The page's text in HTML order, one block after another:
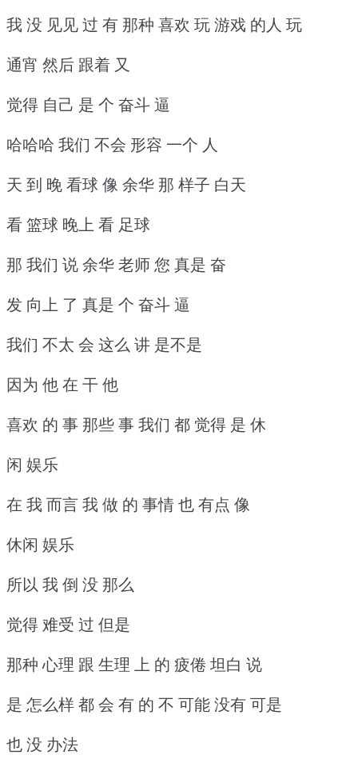
我 没 见见 过 有 那种 喜欢 玩 游戏 的人 玩
通宵 然后 跟着 又
觉得 自己 是 个 奋斗 逼
哈哈哈 我们 不会 形容 一个 人
天 到 晚 看球 像 余华 那 样子 白天
看 篮球 晚上 看 足球
那 我们 说 余华 老师 您 真是 奋
发 向上 了 真是 个 奋斗 逼
我们 不太 会 这么 讲 是不是
因为 他 在 干 他
喜欢 的 事 那些 事 我们 都 觉得 是 休
闲 娱乐
在 我 而言 我 做 的 事情 也 有点 像
休闲 娱乐
所以 我 倒 没 那么
觉得 难受 过 但是
那种 心理 跟 生理 上 的 疲倦 坦白 说
是 怎么样 都 会 有 的 不 可能 没有 可是
也 没 办法